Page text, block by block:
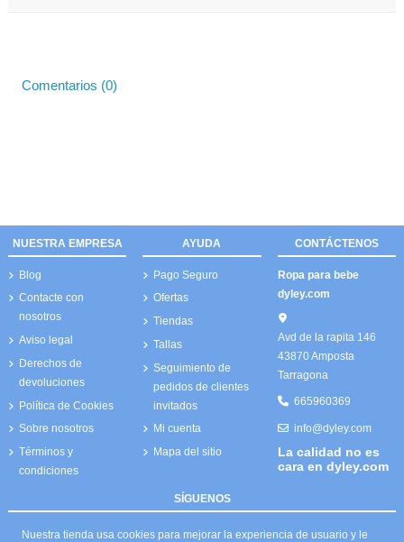
Comentarios (0)
NUESTRA EMPRESA
Blog
Contacte con
nosotros
Aviso legal
Derechos de
devoluciones
Política de Cookies
Sobre nosotros
Términos y
condiciones
AYUDA
Pago Seguro
Ofertas
Tiendas
Tallas
Seguimiento de
pedidos de clientes
invitados
Mi cuenta
Mapa del sitio
CONTÁCTENOS
Ropa para bebe
dyley.com
Avd de la rapita 146
43870 Amposta
Tarragona
665960369
info@dyley.com
La calidad no es
cara en dyley.com
SÍGUENOS
Nuestra tienda usa cookies para mejorar la experiencia de usuario y le